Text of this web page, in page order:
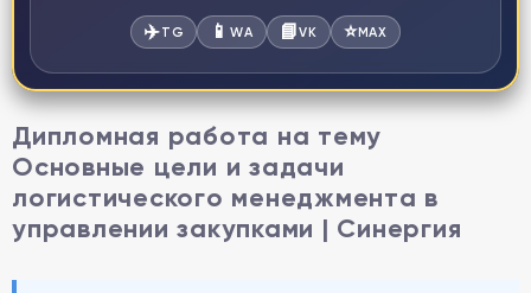
✈️TG 📱WA 📘VK ⭐MAX
Дипломная работа на тему
Основные цели и задачи
логистического менеджмента в
управлении закупками | Синергия